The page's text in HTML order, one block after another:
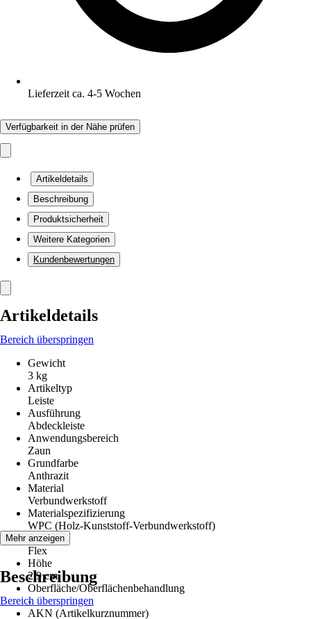
Lieferzeit ca. 4-5 Wochen
Verfügbarkeit in der Nähe prüfen
Artikeldetails
Beschreibung
Produktsicherheit
Weitere Kategorien
Kundenbewertungen
Artikeldetails
Bereich überspringen
Gewicht
3 kg
Artikeltyp
Leiste
Ausführung
Abdeckleiste
Anwendungsbereich
Zaun
Grundfarbe
Anthrazit
Material
Verbundwerkstoff
Materialspezifizierung
WPC (Holz-Kunststoff-Verbundwerkstoff)
Serie
Flex
Höhe
2,9 cm
Oberfläche/Oberflächenbehandlung
-
AKN (Artikelkurznummer)
Mehr anzeigen
Beschreibung
Bereich überspringen